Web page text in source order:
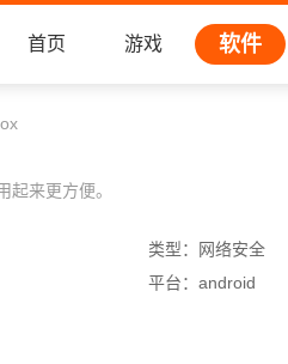
首页 游戏 软件
起来更方便。
类型： 网络安全
平台： android